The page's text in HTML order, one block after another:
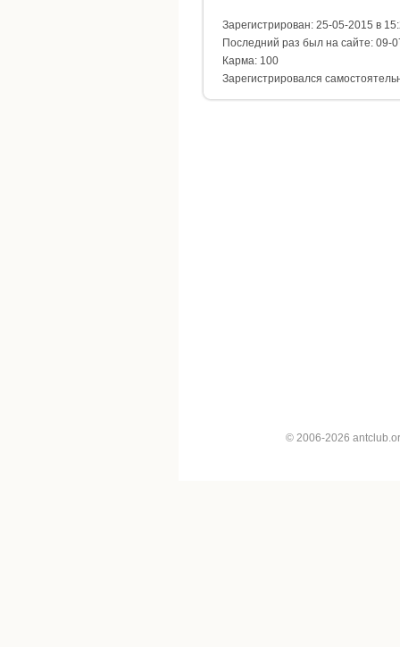
Зарегистрирован: 25-05-2015 в
Последний раз был на сайте: 09-
Карма: 100
Зарегистрировался
© 2006-2026